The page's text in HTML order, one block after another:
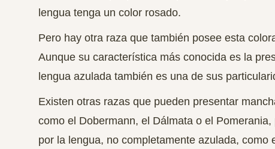
lengua tenga un color rosado.
Pero hay otra raza que también posee esta
Aunque su característica más conocida es la
lengua azulada también es una de sus
Existen otras razas que pueden presentar
como el Dobermann, el Dálmata o el
por la lengua, no completamente azulada, como